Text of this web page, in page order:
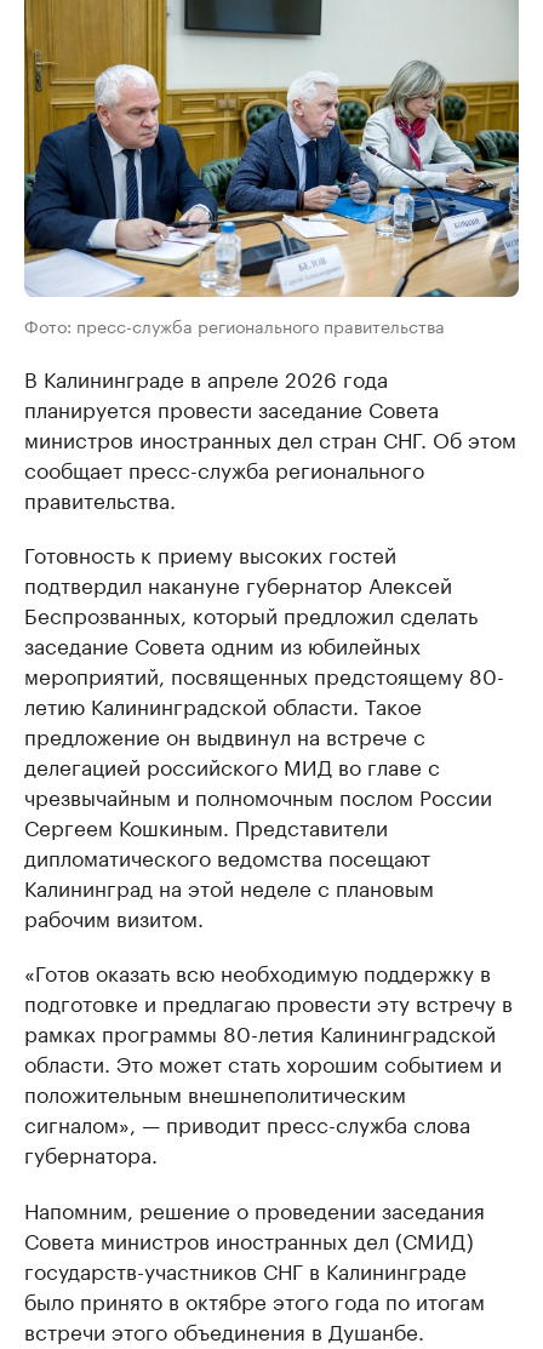
Фото: пресс-служба регионального правительства
В Калининграде в апреле 2026 года
планируется провести заседание Совета
министров иностранных дел стран СНГ. Об этом
сообщает пресс-служба регионального
правительства.
Готовность к приему высоких гостей
подтвердил накануне губернатор Алексей
Беспрозванных, который предложил сделать
заседание Совета одним из юбилейных
мероприятий, посвященных предстоящему 80-
летию Калининградской области. Такое
предложение он выдвинул на встрече с
делегацией российского МИД во главе с
чрезвычайным и полномочным послом России
Сергеем Кошкиным. Представители
дипломатического ведомства посещают
Калининград на этой неделе с плановым
рабочим визитом.
«Готов оказать всю необходимую поддержку в
подготовке и предлагаю провести эту встречу в
рамках программы 80-летия Калининградской
области. Это может стать хорошим событием и
положительным внешнеполитическим
сигналом», — приводит пресс-служба слова
губернатора.
Напомним, решение о проведении заседания
Совета министров иностранных дел (СМИД)
государств-участников СНГ в Калининграде
было принято в октябре этого года по итогам
встречи этого объединения в Душанбе.